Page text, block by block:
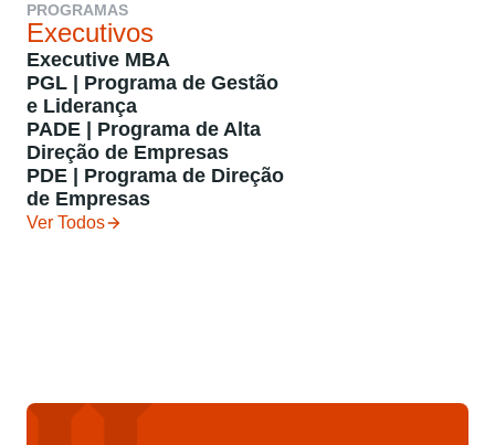
PROGRAMAS
Executivos
Executive MBA
PGL | Programa de Gestão
e Liderança
PADE | Programa de Alta
Direção de Empresas
PDE | Programa de Direção
de Empresas
Ver Todos